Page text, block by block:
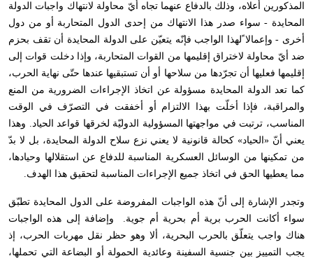
المذكورين أعلاه، وذلك بالدفاع عنهما تجاه أيّ محاولة لانتهاك واجبات الدولة
المحايدة - سواء صدر هذا الانتهاك من إحدى الدول المتحاربة أو من دول
أخرى - وإعمالا ًلهذا الواجب فإنّه يتعيّن على الدولة المحايدة أن تقف بحزم
ضد أيّ محاولة لاختراق إقليمها من القوات المتحاربة، وإذا دخلت قوات إلى
إقليمها فعليها أن تجرّدها من سلاحها أو أن تستبقيها عندها حتّى نهاية الحرب،
كما تعد الدولة المحايدة مسؤولة عن اتخاذ الإجراءات الضرورية من المنع
والمراقبة، فإذا أخلّت بهذا الالتزام أو أخفقت في التصرّف في الوقت
المناسب، ترتبت في مواجهتها المسؤولية الدوليّة لخرقها قواعد الحياد. وهذا
يعني أنّ «الحياد» كحالة قانونية لا يعني نزع سلاح الدولة المحايدة، بل لا بدّ
من تمكينها من الوسائل العسكرية المناسبة للدفاع عن استقلالها وحيادها،
مما يعطيها الحق في اتخاذ جميع الإجراءات المناسبة لتحقيق هذا الهدف.
وتجدر الإشارة إلى أنّ هذه الواجبات المفروضة على الدول المحايدة تطبّق
سواء أكانت الحرب برية أم بحرية أم جوية. وإضافة إلى هذه الواجبات
هناك واجب يتعلّق بالحرب البحرية، ألا وهو حظر نقل مهربات الحرب، إذ
يجب التمييز بين جنسية السفينة وعائدية الحمولة أو البضاعة التي تحملها،